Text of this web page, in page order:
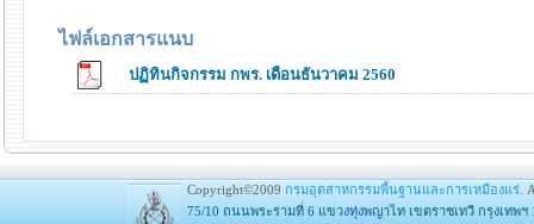
ไฟล์เอกสารแนบ
ปฏิทินกิจกรรม กพร. เดือนธันวาคม 2560
Copyright©2009 กรมอุตสาหกรรมพื้นฐานและการเหมืองแร่.
75/10 ถนนพระรามที่ 6 แขวงทุ่งพญาไท เขตราชเทวี กรุงเทพฯ